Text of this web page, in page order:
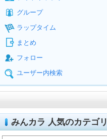
グループ
ラップタイム
まとめ
フォロー
ユーザー内検索
みんカラ 人気のカテゴリ